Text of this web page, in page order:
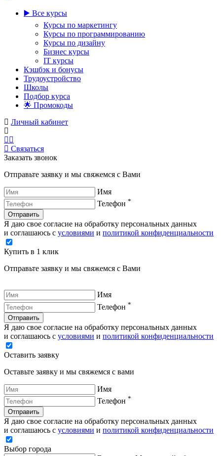
▶️ Все курсы
Курсы по маркетингу
Курсы по программированию
Курсы по дизайну
Бизнес курсы
IT курсы
Кэшбэк и бонусы
Трудоустройство
Школы
Подбор курса
🌟 Промокоды
Личный кабинет
Связаться
Заказать звонок
Отправьте заявку и мы свяжемся с Вами
Имя
Телефон *
Отправить
Я даю свое согласие на обработку персональных данных
и соглашаюсь с условиями и политикой конфиденциальности
Купить в 1 клик
Отправьте заявку и мы свяжемся с Вами
Имя
Телефон *
Отправить
Я даю свое согласие на обработку персональных данных
и соглашаюсь с условиями и политикой конфиденциальности
Оставить заявку
Оставьте заявку и мы свяжемся с вами
Имя
Телефон *
Отправить
Я даю свое согласие на обработку персональных данных
и соглашаюсь с условиями и политикой конфиденциальности
Выбор города